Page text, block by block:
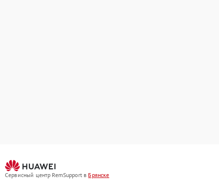
Сервисный центр RemSupport в Брянске